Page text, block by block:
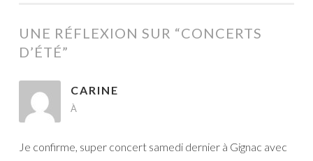
ARTICLES
UNE RÉFLEXION SUR “CONCERTS
D’ÉTÉ”
CARINE
À
Je confirme, super concert samedi dernier à Gignac avec